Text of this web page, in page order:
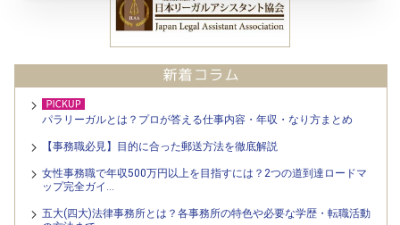
パラリーガルとは？プロが答える仕事内容・年収・なり方まとめ
【事務職必見】目的に合った郵送方法を徹底解説
女性事務職で年収500万円以上を目指すには？2つの道到達ロードマ
ップ完全ガイ…
五大(四大)法律事務所とは？各事務所の特色や必要な学歴・転職活動